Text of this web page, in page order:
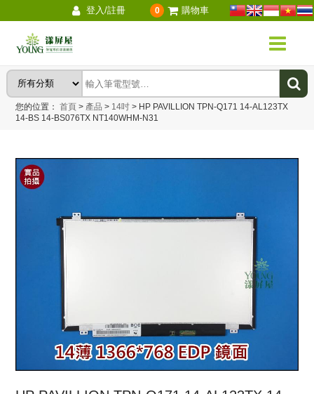
登入/註冊 0 購物車
您的位置：首頁 > 產品 > 14吋 > HP PAVILLION TPN-Q171 14-AL123TX
14-BS 14-BS076TX NT140WHM-N31